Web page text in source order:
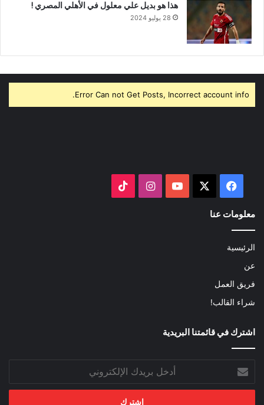
هذا هو بديل علي معلول في الأهلي المصري !
28 يوليو 2024
Error Can not Get Posts, Incorrect account info.
فيسبوك ‫YouTubeانستقرام
معلومات عنا
الرئيسية
عن
فريق العمل
شراء القالب!
اشترك في قائمتنا البريدية
بريدك
الإلكتروني